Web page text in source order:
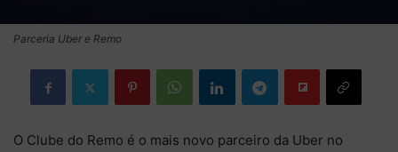
Parceria Uber e Remo
O Clube do Remo é o mais novo parceiro da Uber no